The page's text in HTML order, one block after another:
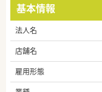
基本情報
法人名
店舗名
雇用形態